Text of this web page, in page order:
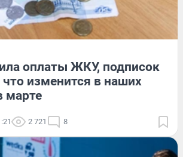
оплаты ЖКУ, подписок
что изменится в наших
марте
2 721 8